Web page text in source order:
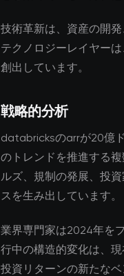
技術革新は、資産の開
テクノロジーレイヤー
創出しています。
戦略的分析
databricksのarrが20億
のトレンドを推進する
ルズ、規制の発展、投
スを生み出しています。
業界専門家は2024年を
行中の構造的変化は、
投資リターンの新たな